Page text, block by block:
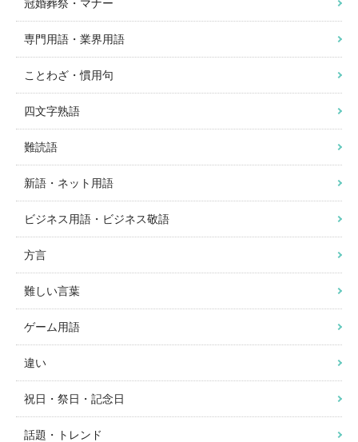
冠婚葬祭・マナー
専門用語・業界用語
ことわざ・慣用句
四文字熟語
難読語
新語・ネット用語
ビジネス用語・ビジネス敬語
方言
難しい言葉
ゲーム用語
違い
祝日・祭日・記念日
話題・トレンド